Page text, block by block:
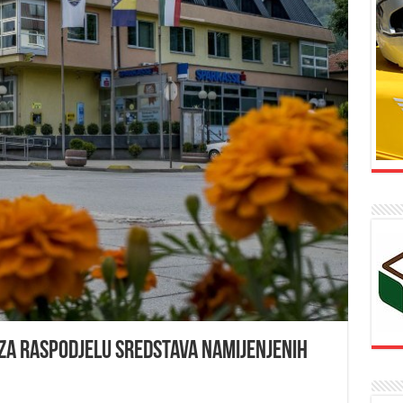
raspodjelu sredstava namijenjenih